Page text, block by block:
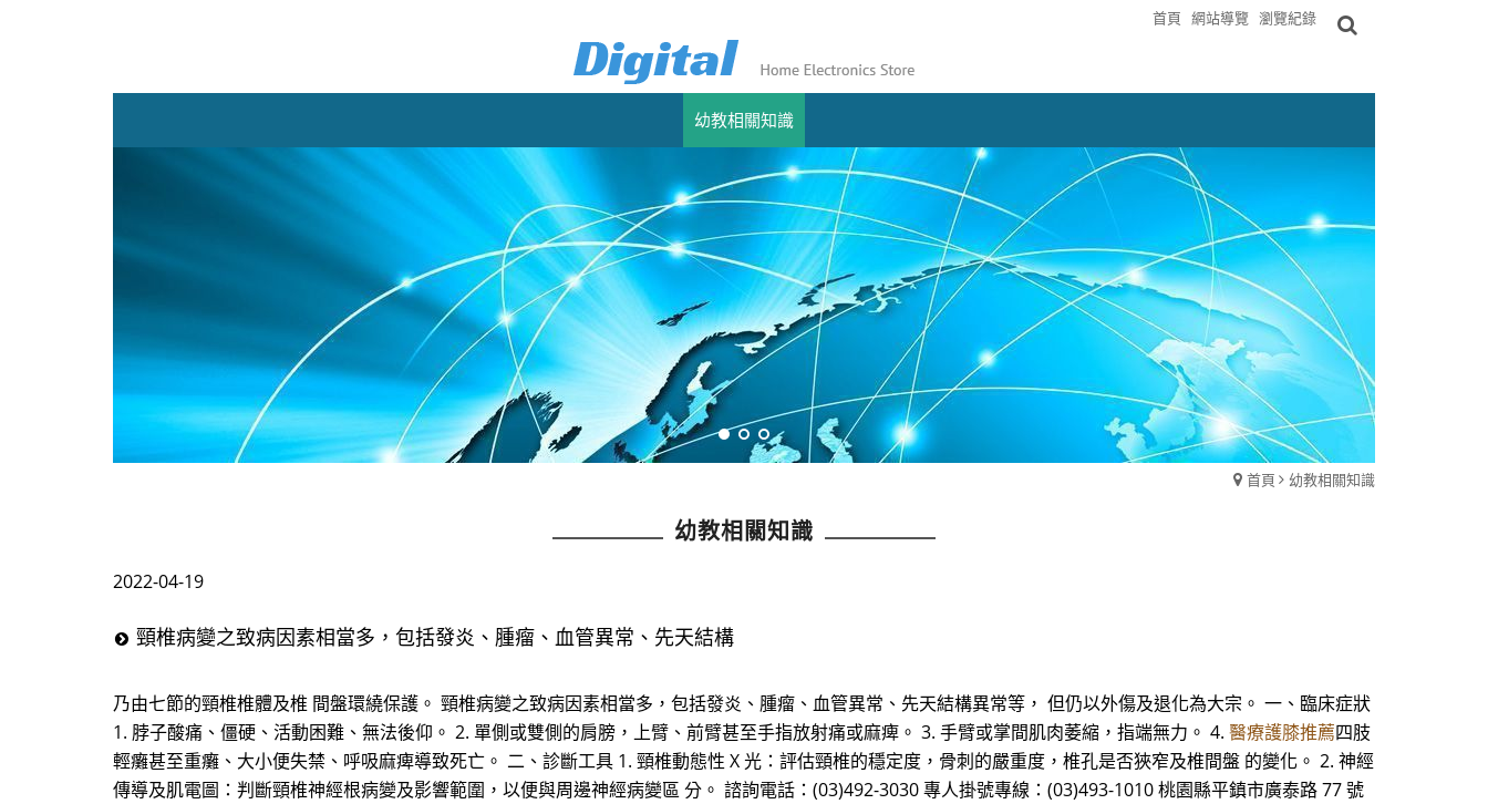
首頁 網站導覽 瀏覽紀錄
幼教相關知識
首頁 幼教相關知識
幼教相關知識
2022-04-19
頸椎病變之致病因素相當多，包括發炎、腫瘤、血管異常、先天結構
乃由七節的頸椎椎體及椎 間盤環繞保護。 頸椎病變之致病因素相當多，包括發炎、腫瘤、血管異常、先天結構異常等， 但仍以外傷及退化為大宗。 一、臨床症狀
1. 脖子酸痛、僵硬、活動困難、無法後仰。 2. 單側或雙側的肩膀，上臂、前臂甚至手指放射痛或麻痺。 3. 手臂或掌間肌肉萎縮，指端無力。 4. 醫療護膝推薦四肢
輕癱甚至重癱、大小便失禁、呼吸麻痺導致死亡。 二、診斷工具 1. 頸椎動態性 X 光：評估頸椎的穩定度，骨刺的嚴重度，椎孔是否狹窄及椎間盤 的變化。 2. 神經
傳導及肌電圖：判斷頸椎神經根病變及影響範圍，以便與周邊神經病變區 分。 諮詢電話：(03)492-3030 專人掛號專線：(03)493-1010 桃園縣平鎮市廣泰路 77 號